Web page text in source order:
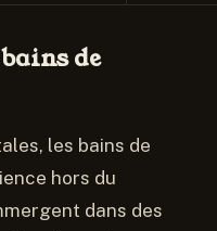
de
les bains de
hors du
dans des